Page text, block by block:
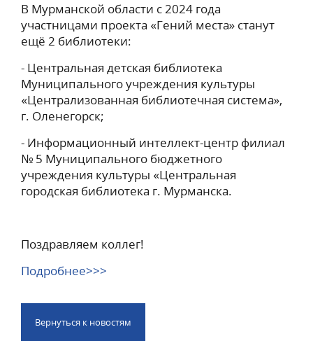
В Мурманской области с 2024 года
участницами проекта «Гений места» станут
ещё 2 библиотеки:
- Центральная детская библиотека
Муниципального учреждения культуры
«Централизованная библиотечная система»,
г. Оленегорск;
- Информационный интеллект-центр филиал
№ 5 Муниципального бюджетного
учреждения культуры «Центральная
городская библиотека г. Мурманска.
Поздравляем коллег!
Подробнее>>>
Вернуться к новостям